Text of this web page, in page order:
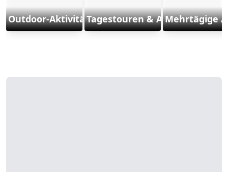
Outdoor-Aktivitäten und Sports
Tagestouren & Ausflüge
Mehrtägige